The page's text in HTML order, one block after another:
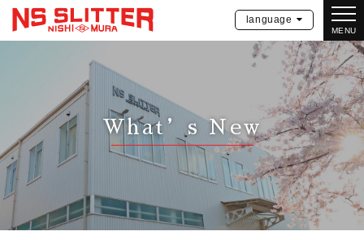
MENU
language
What’s New